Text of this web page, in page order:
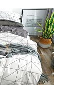
Сравнение
В наличии